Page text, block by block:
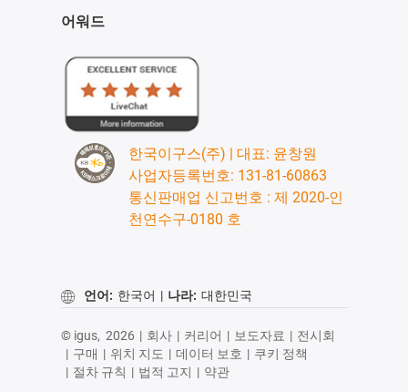
어워드
한국이구스(주) | 대표: 윤창원
사업자등록번호: 131-81-60863
통신판매업 신고번호 : 제 2020-인
천연수구-0180 호
언어: 한국어 | 나라: 대한민국
© igus, 2026 | 회사 | 커리어 | 보도자료 | 전시회
| 구매 | 위치 지도 | 데이터 보호 | 쿠키 정책
| 절차 규칙 | 법적 고지 | 약관